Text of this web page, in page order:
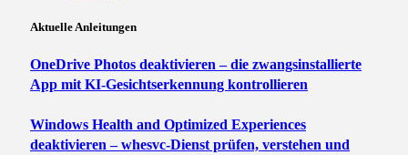
Aktuelle Anleitungen
OneDrive Photos deaktivieren – die zwangsinstallierte
App mit KI-Gesichtserkennung kontrollieren
Windows Health and Optimized Experiences
deaktivieren – whesvc-Dienst prüfen, verstehen und